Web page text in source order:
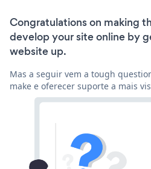
Congratulations on making
develop your site online by
website up.
Mas a seguir vem a tough
make e oferecer suporte a mais